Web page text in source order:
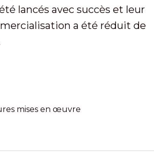
lancés avec succès et leur
a été réduit de
mises en œuvre